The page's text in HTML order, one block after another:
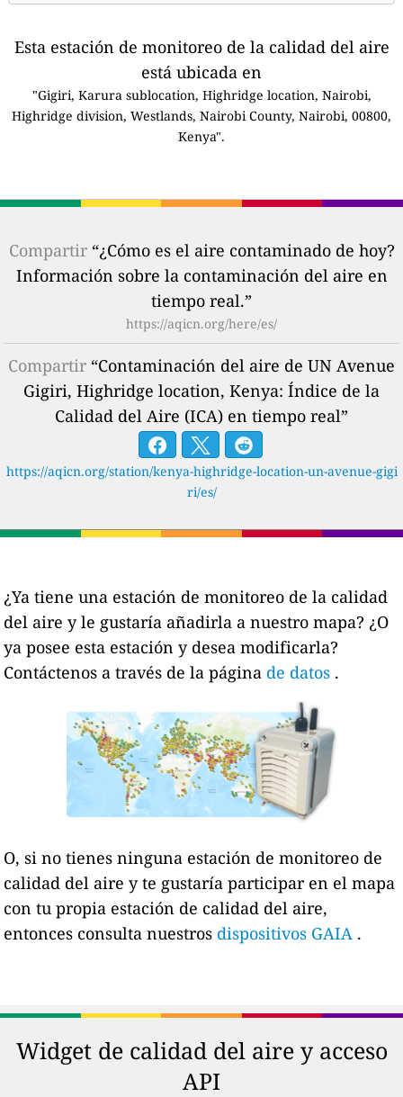
Esta estación de monitoreo de la calidad del aire
está ubicada en
"Gigiri, Karura sublocation, Highridge location, Nairobi,
Highridge division, Westlands, Nairobi County, Nairobi, 00800,
Kenya".
Compartir“¿Cómo es el aire contaminado de hoy?
Información sobre la contaminación del aire en
tiempo real.”
https://aqicn.org/here/es/
Compartir “Contaminación del aire de UN Avenue
Gigiri, Highridge location, Kenya: Índice de la
Calidad del Aire (ICA) en tiempo real”
https://aqicn.org/station/kenya-highridge-location-un-avenue-gigi
ri/es/
¿Ya tiene una estación de monitoreo de la calidad
del aire y le gustaría añadirla a nuestro mapa? ¿O
ya posee esta estación y desea modificarla?
Contáctenos a través de la página de datos .
O, si no tienes ninguna estación de monitoreo de
calidad del aire y te gustaría participar en el mapa
con tu propia estación de calidad del aire,
entonces consulta nuestros dispositivos GAIA .
Widget de calidad del aire y acceso
API